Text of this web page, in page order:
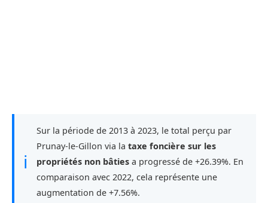
ℹ
Sur la période de 2013 à 2023, le total perçu par
Prunay-le-Gillon via la taxe foncière sur les
propriétés non bâties a progressé de +26.39%. En
comparaison avec 2022, cela représente une
augmentation de +7.56%.